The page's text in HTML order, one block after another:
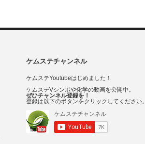
ケムステチャンネル
ケムステYoutubeはじめました！
ケムステVシンポや化学の動画を公開中。
ぜひチャンネル登録を！
登録は以下のボタンをクリックしてください。